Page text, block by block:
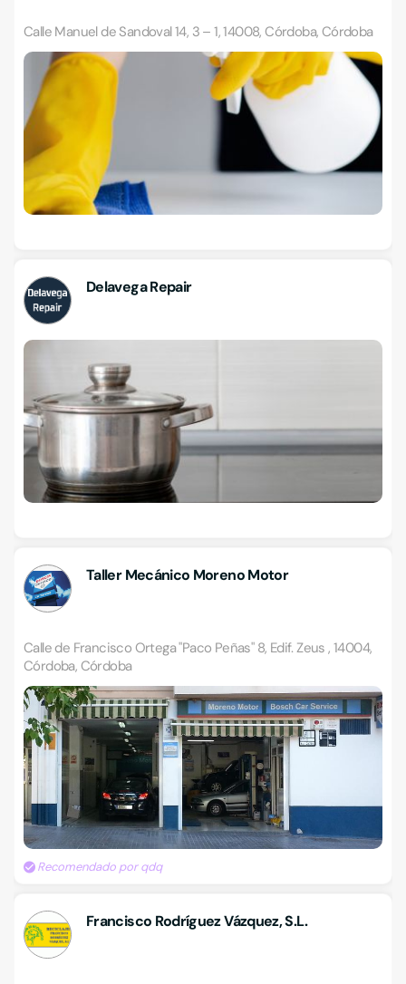
Calle Manuel de Sandoval 14, 3 – 1, 14008, Córdoba, Córdoba
Delavega Repair
Taller Mecánico Moreno Motor
Calle de Francisco Ortega "Paco Peñas" 8, Edif. Zeus , 14004,
Córdoba, Córdoba
Recomendado por qdq
Francisco Rodríguez Vázquez, S.L.